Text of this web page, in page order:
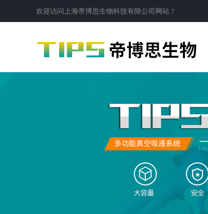
欢迎访问 上海帝博思生物科技有限公司 网站！